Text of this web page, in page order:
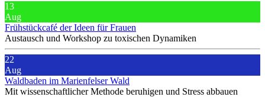
13
Aug
Frühstückcafé der Ideen für Frauen
Austausch und Workshop zu toxischen Dynamiken
22
Aug
Waldbaden im Marienfelser Wald
Mit wissenschaftlicher Methode beruhigen und Stress abbauen